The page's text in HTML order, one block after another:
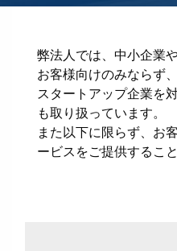
弊法人では、中小企業
お客様向けのみならず
スタートアップ企業を
も取り扱っています。
また以下に限らず、お
ービスをご提供するこ